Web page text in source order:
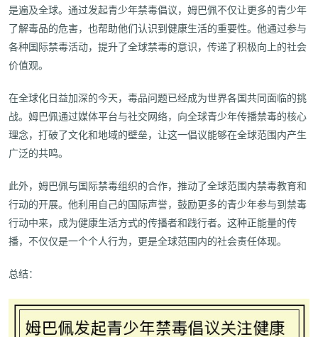
是遍及全球。通过发起青少年禁毒倡议，姆巴佩不仅让更多的青少年
了解毒品的危害，也帮助他们认识到健康生活的重要性。他通过参与
各种国际禁毒活动，提升了全球禁毒的意识，传递了积极向上的社会
价值观。
在全球化日益加深的今天，毒品问题已经成为世界各国共同面临的挑
战。姆巴佩通过媒体平台与社交网络，向全球青少年传播禁毒的核心
理念，打破了文化和地域的壁垒，让这一倡议能够在全球范围内产生
广泛的共鸣。
此外，姆巴佩与国际禁毒组织的合作，推动了全球范围内禁毒教育和
行动的开展。他利用自己的国际声誉，鼓励更多的青少年参与到禁毒
行动中来，成为健康生活方式的传播者和践行者。这种正能量的传
播，不仅仅是一个个人行为，更是全球范围内的社会责任体现。
总结：